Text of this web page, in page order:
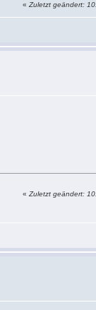
«Zuletzt geändert:
«Zuletzt geändert: